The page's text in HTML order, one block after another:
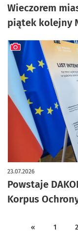
Wieczorem
piątek kolejny
Powstaje
Korpus
23.07.2026
artykuł z galerią
« 1 2